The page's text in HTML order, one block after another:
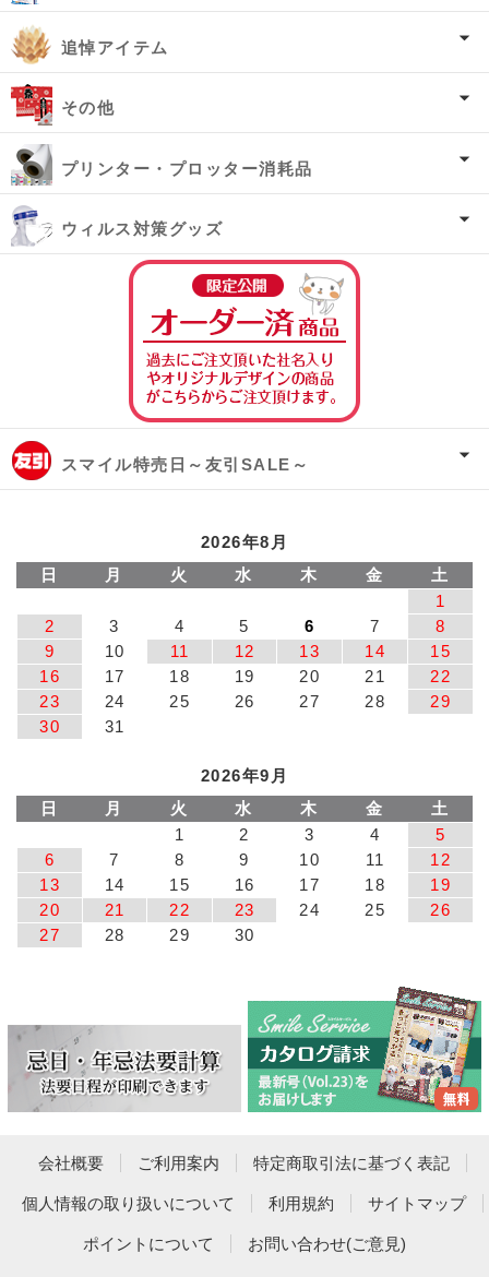
追悼アイテム
その他
プリンター・プロッター消耗品
ウィルス対策グッズ
スマイル特売日～友引SALE～
2026年8月
日
月 火 水 木 金
土
1
2
3 4 5 6 7
8
9
10 11 12 13 14
15
16
17 18 19 20 21
22
23
24 25 26 27 28
29
30
31
2026年9月
日
月 火 水 木 金
土
1
2 3 4
5
6
7 8 9 10 11
12
13
14 15 16 17 18
19
20
21 22 23 24 25
26
27
28 29 30
会社概要 ご利用案内 特定商取引法に基づく表記
個人情報の取り扱いについて 利用規約 サイトマップ
ポイントについて お問い合わせ(ご意見)